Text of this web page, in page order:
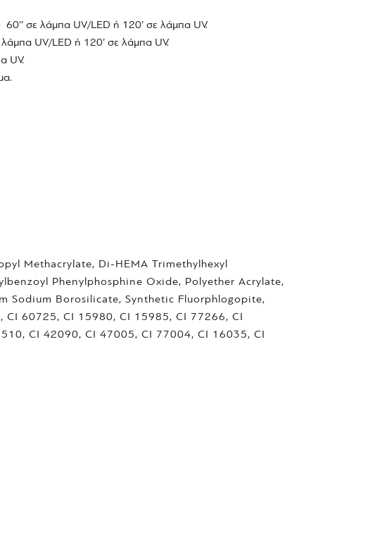
60’’ σε λάμπα UV/LED ή 120’ σε λάμπα UV.
λάμπα UV/LED ή 120’ σε λάμπα UV.
UV.
Methacrylate, Di-HEMA Trimethylhexyl
Phenylphosphine Oxide, Polyether Acrylate,
Sodium Borosilicate, Synthetic Fluorphlogopite,
60725, CI 15980, CI 15985, CI 77266, CI
CI 42090, CI 47005, CI 77004, CI 16035, CI